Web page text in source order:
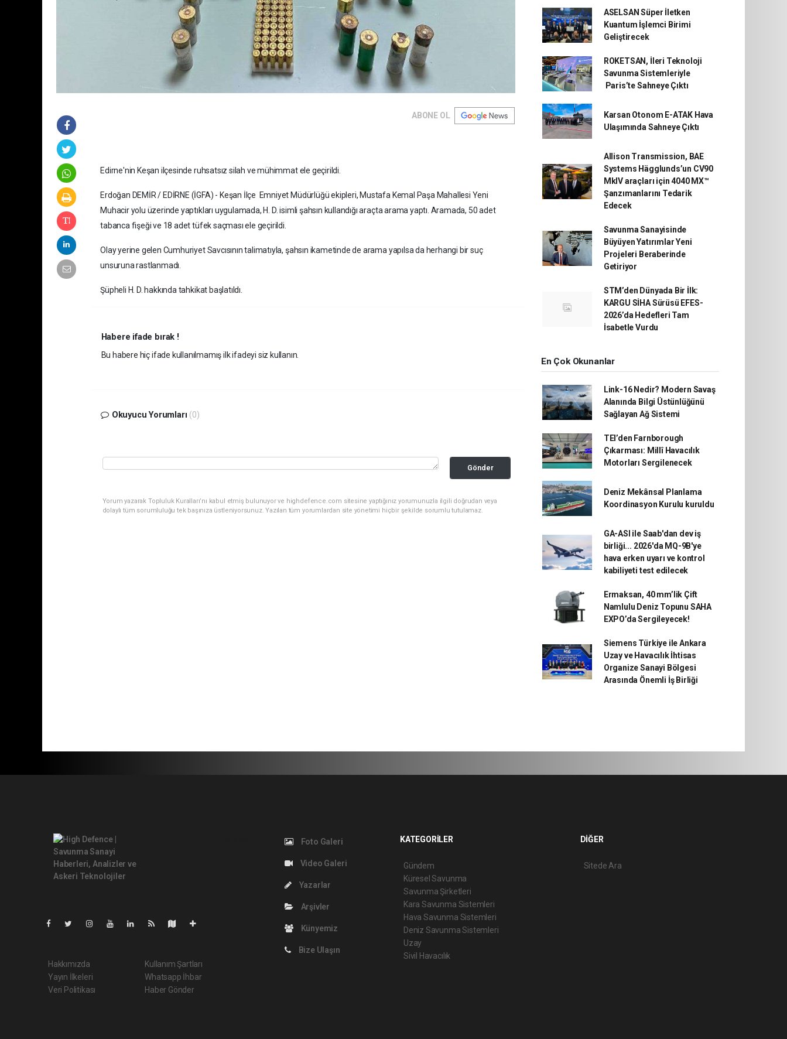
ABONE OL
Edirne'nin Keşan ilçesinde ruhsatsız silah ve mühimmat ele geçirildi.
Erdoğan DEMİR / EDİRNE (İGFA) - Keşan İlçe Emniyet Müdürlüğü ekipleri, Mustafa Kemal Paşa Mahallesi Yeni
Muhacir yolu üzerinde yaptıkları uygulamada, H. D. isimli şahsın kullandığı araçta arama yaptı. Aramada, 50 adet
tabanca fişeği ve 18 adet tüfek saçması ele geçirildi.
Olay yerine gelen Cumhuriyet Savcısının talimatıyla, şahsın ikametinde de arama yapılsa da herhangi bir suç
unsuruna rastlanmadı.
Şüpheli H. D. hakkında tahkikat başlatıldı.
Habere ifade bırak !
Bu habere hiç ifade kullanılmamış ilk ifadeyi siz kullanın.
Okuyucu Yorumları (0)
Gönder
Yorum yazarak Topluluk Kuralları’nı kabul etmiş bulunuyor ve highdefence.com sitesine yaptığınız yorumunuzla ilgili doğrudan veya
dolaylı tüm sorumluluğu tek başınıza üstleniyorsunuz. Yazılan tüm yorumlardan site yönetimi hiçbir şekilde sorumlu tutulamaz.
ASELSAN Süper İletken
Kuantum İşlemci Birimi
Geliştirecek
ROKETSAN, İleri Teknoloji
Savunma Sistemleriyle
Paris’te Sahneye Çıktı
Karsan Otonom E-ATAK Hava
Ulaşımında Sahneye Çıktı
Allison Transmission, BAE
Systems Hägglunds’un CV90
MkIV araçları için 4040 MX™
Şanzımanlarını Tedarik
Edecek
Savunma Sanayisinde
Büyüyen Yatırımlar Yeni
Projeleri Beraberinde
Getiriyor
STM’den Dünyada Bir İlk:
KARGU SİHA Sürüsü EFES-
2026’da Hedefleri Tam
İsabetle Vurdu
En Çok Okunanlar
Link-16 Nedir? Modern Savaş
Alanında Bilgi Üstünlüğünü
Sağlayan Ağ Sistemi
TEI’den Farnborough
Çıkarması: Millî Havacılık
Motorları Sergilenecek
Deniz Mekânsal Planlama
Koordinasyon Kurulu kuruldu
GA-ASI ile Saab'dan dev iş
birliği... 2026'da MQ-9B'ye
hava erken uyarı ve kontrol
kabiliyeti test edilecek
Ermaksan, 40 mm’lik Çift
Namlulu Deniz Topunu SAHA
EXPO’da Sergileyecek!
Siemens Türkiye ile Ankara
Uzay ve Havacılık İhtisas
Organize Sanayi Bölgesi
Arasında Önemli İş Birliği
Hakkımızda
Yayın İlkeleri
Veri Politikası
Kullanım Şartları
Whatsapp İhbar
Haber Gönder
Foto Galeri
Video Galeri
Yazarlar
Arşivler
Künyemiz
Bize Ulaşın
KATEGORİLER
Gündem
Küresel Savunma
Savunma Şirketleri
Kara Savunma Sistemleri
Hava Savunma Sistemleri
Deniz Savunma Sistemleri
Uzay
Sivil Havacılık
DİĞER
Sitede Ara